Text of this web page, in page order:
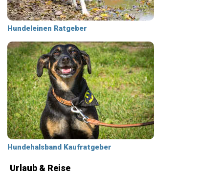
Hundeleinen Ratgeber
Hundehalsband Kaufratgeber
Urlaub & Reise